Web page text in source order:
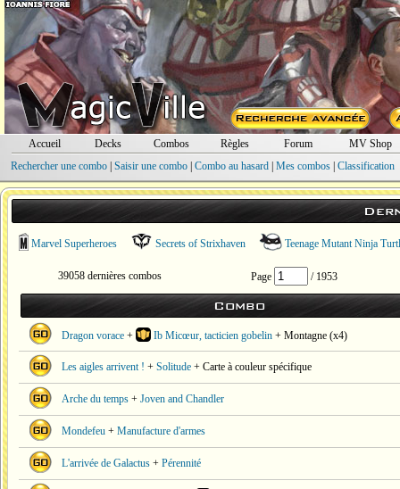
Accueil Decks Combos Règles Forum
MV Shop
Rechercher une combo| Saisir une combo| Combo au hasard| Mes combos| Classification
Marvel Superheroes Secrets of Strixhaven Teenage Mutant Ninja
39058 dernières combos Page / 1953
Combo
Dragon vorace + Ib Micœur, tacticien gobelin + Montagne (x4)
Les aigles arrivent ! + Solitude + Carte à couleur spécifique
Arche du temps + Joven and Chandler
Mondefeu + Manufacture d'armes
L'arrivée de Galactus + Pérennité